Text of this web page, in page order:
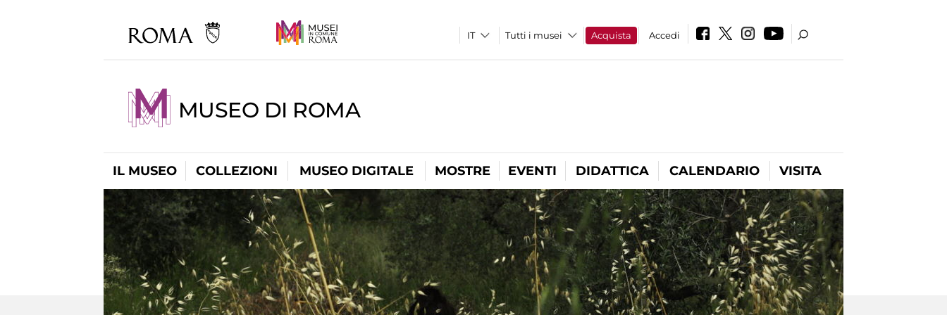
Tutti i musei Acquista Accedi
MUSEO DI ROMA
IL MUSEO COLLEZIONI MUSEO DIGITALE MOSTRE EVENTI DIDATTICA CALENDARIO VISITA